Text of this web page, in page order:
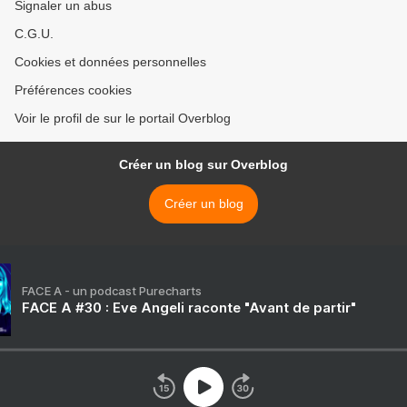
Signaler un abus
C.G.U.
Cookies et données personnelles
Préférences cookies
Voir le profil de sur le portail Overblog
Créer un blog sur Overblog
Créer un blog
FACE A - un podcast Purecharts
FACE A #30 : Eve Angeli raconte "Avant de partir"